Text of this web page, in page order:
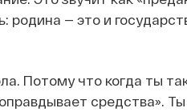
— это и
Потому что когда ты
средства».